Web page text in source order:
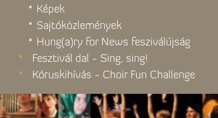
Képek
Sajtóközlemények
Hung(a)ry for News fesziválújság
Fesztivál dal - Sing, sing!
Kóruskihívás - Choir Fun Challenge